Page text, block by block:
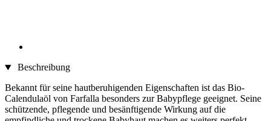
Beschreibung
Bekannt für seine hautberuhigenden Eigenschaften ist das Bio-
Calendulaöl von Farfalla besonders zur Babypflege geeignet. Seine
schützende, pflegende und besänftigende Wirkung auf die